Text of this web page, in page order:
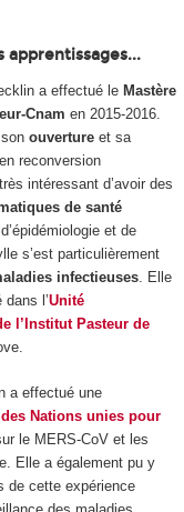
apprentissages...
a effectué le Mastère
Cnam en 2015-2016.
ouvertureet sa
reconversion
intéressant d’avoir des
de santé
et de
s’est particulièrement
infectieuses. Elle
l’Unité
l’Institut Pasteur de
a effectué une
Nations unies pour
le MERS-CoV et les
Elle a également pu y
de cette expérience